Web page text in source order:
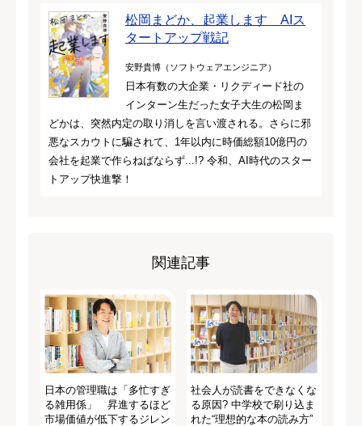
松岡まどか、起業します AIス
タートアップ戦記
安野貴博（ソフトウェアエンジニア）
日本有数の大企業・リクディード社の
インターン生だった女子大生の松岡ま
どかは、突然内定の取り消しを言い渡される。さらに邪
悪なスカウトに騙されて、1年以内に時価総額10億円の
会社を起業で作らねばならず...!? 令和、AI時代のスター
トアップ快進撃！
関連記事
日本の管理職は「多忙すぎ
る雑用係」 昇進するほど
市場価値が低下するジレン
社会人が読書をできなくな
る原因? 中学校で刷り込ま
れた“理想的な本の読み方”